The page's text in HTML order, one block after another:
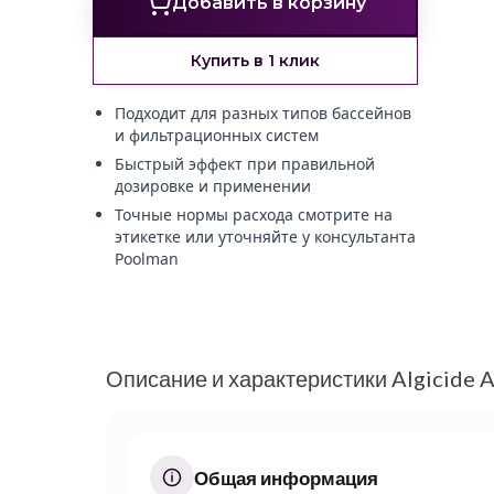
Купить в 1 клик
Подходит для разных типов бассейнов
и фильтрационных систем
Быстрый эффект при правильной
дозировке и применении
Точные нормы расхода смотрите на
этикетке или уточняйте у консультанта
Poolman
Описание и характеристики Algicide
Общая информация